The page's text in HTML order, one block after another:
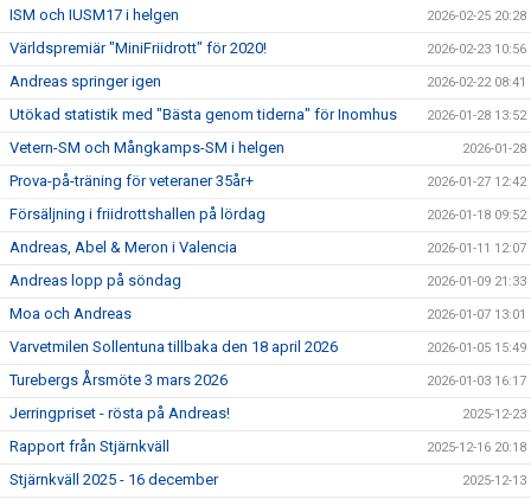
ISM och IUSM17 i helgen 2026-02-25 20:28
Världspremiär "MiniFriidrott" för 2020! 2026-02-23 10:56
Andreas springer igen 2026-02-22 08:41
Utökad statistik med "Bästa genom tiderna" för Inomhus 2026-01-28 13:52
Vetern-SM och Mångkamps-SM i helgen 2026-01-28
Prova-på-träning för veteraner 35år+ 2026-01-27 12:42
Försäljning i friidrottshallen på lördag 2026-01-18 09:52
Andreas, Abel & Meron i Valencia 2026-01-11 12:07
Andreas lopp på söndag 2026-01-09 21:33
Moa och Andreas 2026-01-07 13:01
Varvetmilen Sollentuna tillbaka den 18 april 2026 2026-01-05 15:49
Turebergs Årsmöte 3 mars 2026 2026-01-03 16:17
Jerringpriset - rösta på Andreas! 2025-12-23
Rapport från Stjärnkväll 2025-12-16 20:18
Stjärnkväll 2025 - 16 december 2025-12-13